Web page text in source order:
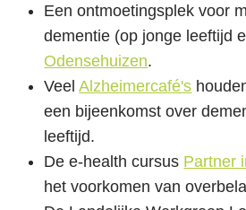
Een ontmoetingsplek voor
dementie (op jonge leeftijd
Odensehuizen.
VeelAlzheimercafé's
een bijeenkomst over
leeftijd.
De e-health cursus Partner
het voorkomen van